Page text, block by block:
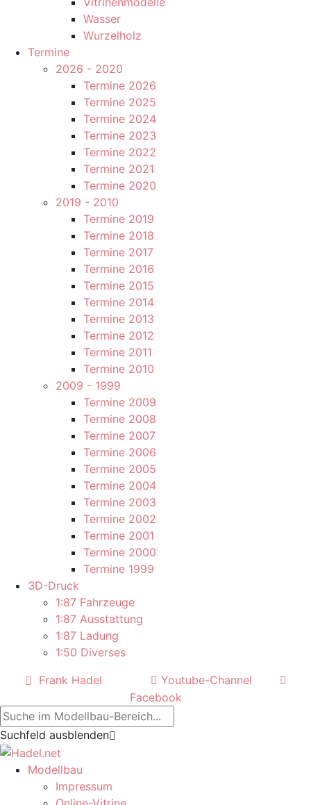
Wasser
Wurzelholz
Termine
2026 - 2020
Termine 2026
Termine 2025
Termine 2024
Termine 2023
Termine 2022
Termine 2021
Termine 2020
2019 - 2010
Termine 2019
Termine 2018
Termine 2017
Termine 2016
Termine 2015
Termine 2014
Termine 2013
Termine 2012
Termine 2011
Termine 2010
2009 - 1999
Termine 2009
Termine 2008
Termine 2007
Termine 2006
Termine 2005
Termine 2004
Termine 2003
Termine 2002
Termine 2001
Termine 2000
Termine 1999
3D-Druck
1:87 Fahrzeuge
1:87 Ausstattung
1:87 Ladung
1:50 Diverses
Frank Hadel
Youtube-Channel
Facebook
Suchfeld ausblenden
Modellbau
Impressum